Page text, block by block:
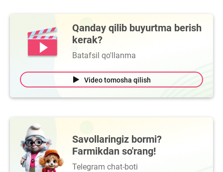
Qanday qilib buyurtma berish
kerak?
Batafsil qo'llanma
Video tomosha qilish
Savollaringiz bormi?
Farmikdan so'rang!
Telegram chat-boti